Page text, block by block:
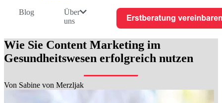
Blog
Über
uns
Wie Sie Content Marketing im
Gesundheitswesen erfolgreich nutzen
Von Sabine von Merzljak